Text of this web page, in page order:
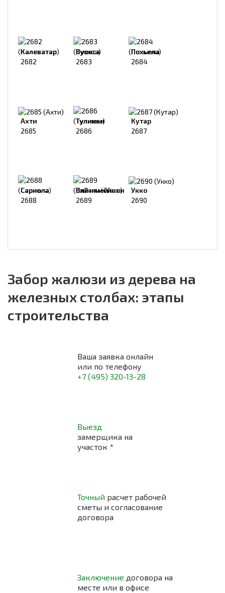
Калеватар
2682
Вуокса
2683
Похьела
2684
Ахти
2685
Туликки
2686
Кутар
2687
Сариола
2688
Вяйнямёйнен
2689
Укко
2690
Забор жалюзи из дерева на
железных столбах: этапы
строительства
Ваша заявка онлайн
или по телефону
+7 (495) 320-13-28
Выезд
замерщика на
участок *
Точный расчет рабочей
сметы и согласование
договора
Заключение договора на
месте или в офисе